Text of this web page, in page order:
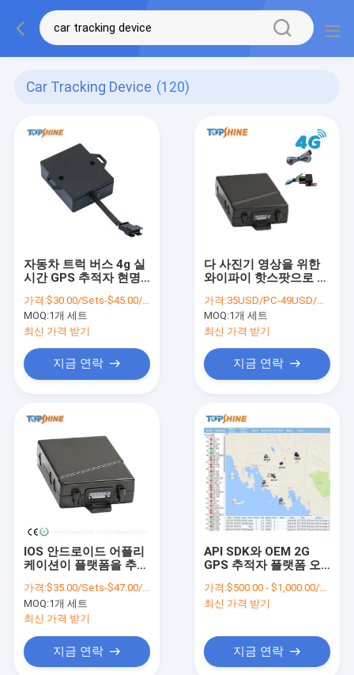
Car Tracking Device (120)
자동차 트럭 버스 4g 실
시간 GPS 추적자 현명
사고를 회피합니다
가격:$30.00/Sets-$45.00/Sets
MOQ:1개 세트
최신 가격 받기
지금 연락
다 사진기 영상을 위한
와이파이 핫스팟으로 추
GPS
가격:35USD/PC-49USD/PC
MOQ:1개 세트
최신 가격 받기
지금 연락
IOS 안드로이드 어플리
케이션이 플랫폼을 추적
토바이 GPS 추적자를
방수 처리하세요
가격:$35.00/Sets-$47.00/Sets
MOQ:1개 세트
최신 가격 받기
지금 연락
API SDK와 OEM 2G
GPS 추적자 플랫폼 오
가격:$500.00 - $1,000.00/Pieces
최신 가격 받기
지금 연락